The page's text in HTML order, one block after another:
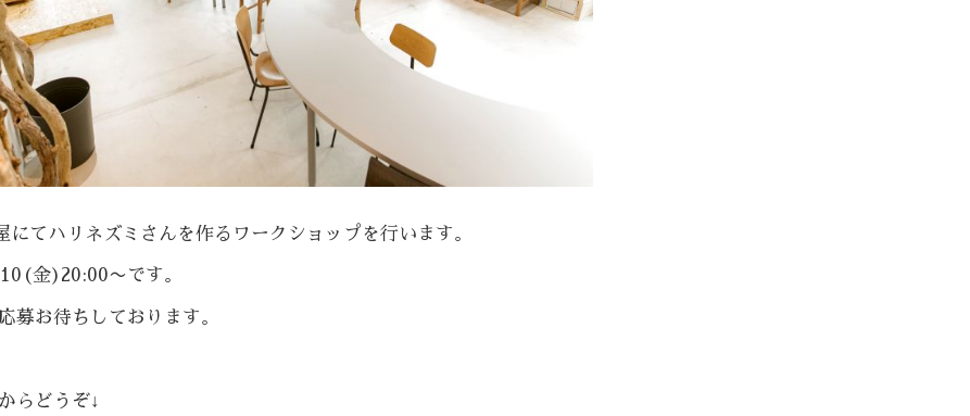
てハリネズミさんを作るワークショップを行います。
金)20:00〜です。
募お待ちしております。
らどうぞ↓